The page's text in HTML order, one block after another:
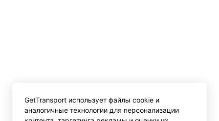
GetTransport использует файлы cookie и
аналогичные технологии для персонализации